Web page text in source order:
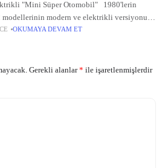
"Mini Süper Otomobil" 1980'lerin
modellerinin modern ve elektrikli versiyonu
her zaman öne
OKUMAYA DEVAM ET
Gerekli alanlar* ile işaretlenmişlerdir